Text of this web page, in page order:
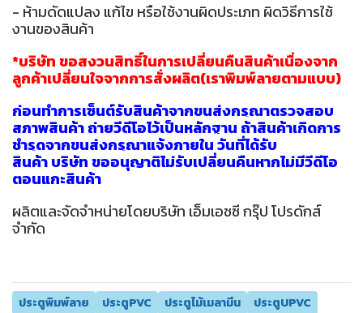
- ห้ามดัดแปลง แก้ไข หรือใช้งานผิดประเภท ผิดวิธีการใช้
งานของสินค้า
*บริษัท ขอสงวนสิทธิ์ในการเปลี่ยนคืนสินค้าเนื่องจาก
ลูกค้าเปลี่ยนใจจากการสั่งผลิต(เราพิมพ์ลายตามแบบ)
ก่อนทำการเซ็นต์รับสินค้าจากขนส่งกรุณาตรวจสอบ
สภาพสินค้า ถ่ายวีดีโอไว้เป็นหลักฐาน ถ้าสินค้าเกิดการ
ชำรุดจากขนส่งกรุณาแจ้งภายใน วันที่ได้รับ
สินค้า บริษัท ขออนุญาติไม่รับเปลี่ยนคืนหากไม่มีวีดีโอ
ตอนแกะสินค้า
ผลิตและจัดจำหน่ายโดยบริษัท เอ็มเอชซี กรุ๊ป โปรดักส์
จำกัด
ประตูพิมพ์ลาย ประตูPVC ประตูไม้เมลามีน
ประตูUPVC